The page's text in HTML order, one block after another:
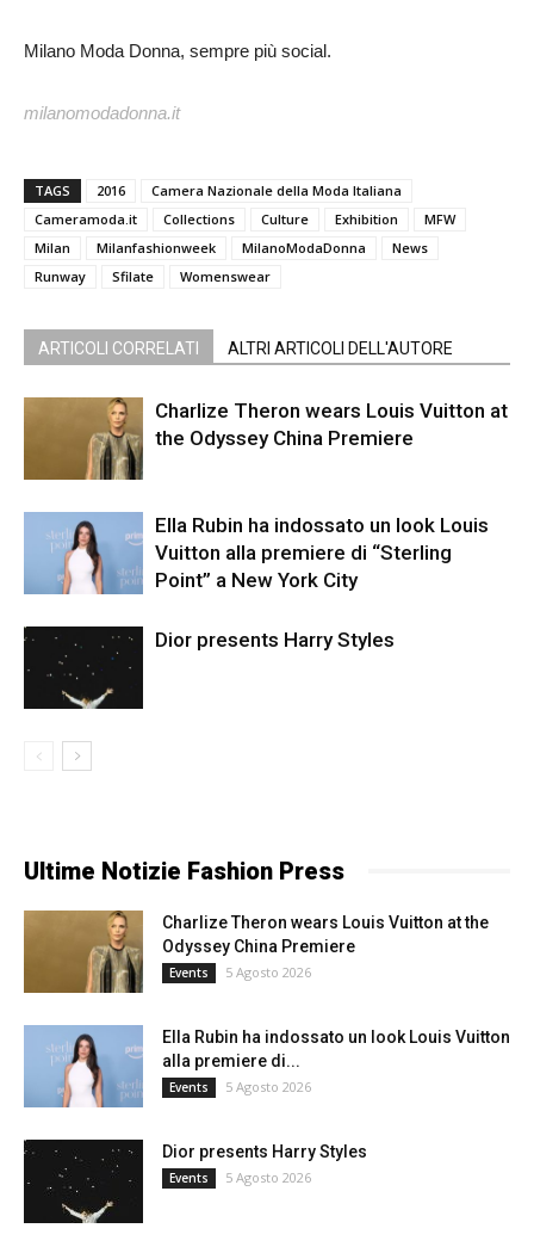
Milano Moda Donna, sempre più social.
milanomodadonna.it
TAGS 2016
Camera Nazionale della Moda Italiana
Cameramoda.it
Collections Culture Exhibition
MFW
Milan
Milanfashionweek MilanoModaDonna
News
Runway
Sfilate Womenswear
ARTICOLI CORRELATI ALTRI ARTICOLI DELL'AUTORE
Charlize Theron wears Louis Vuitton at
the Odyssey China Premiere
Ella Rubin ha indossato un look Louis
Vuitton alla premiere di “Sterling
Point” a New York City
Dior presents Harry Styles
Ultime Notizie Fashion Press
Charlize Theron wears Louis Vuitton at the
Odyssey China Premiere
Events 5 Agosto 2026
Ella Rubin ha indossato un look Louis Vuitton
alla premiere di...
Events 5 Agosto 2026
Dior presents Harry Styles
Events 5 Agosto 2026